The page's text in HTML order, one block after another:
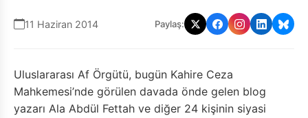
11 Haziran 2014 Paylaş:
Uluslararası Af Örgütü, bugün Kahire Ceza
Mahkemesi’nde görülen davada önde gelen blog
yazarı Ala Abdül Fettah ve diğer 24 kişinin siyasi